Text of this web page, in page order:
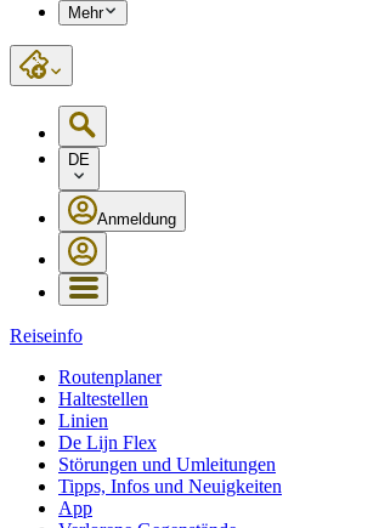
Mehr
DE
Anmeldung
Reiseinfo
Routenplaner
Haltestellen
Linien
De Lijn Flex
Störungen und Umleitungen
Tipps, Infos und Neuigkeiten
App